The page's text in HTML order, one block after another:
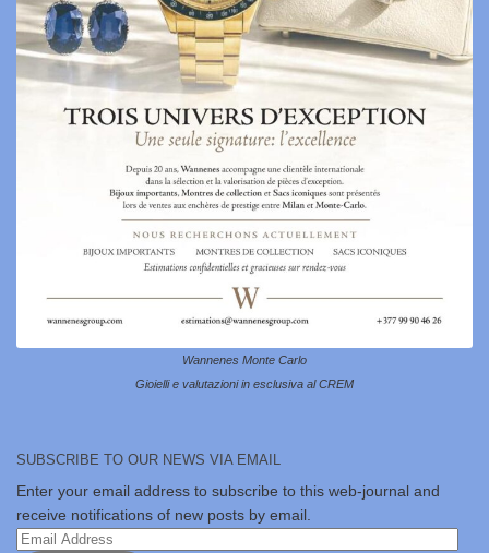
Wannenes Monte Carlo
Gioielli e valutazioni in esclusiva al CREM
SUBSCRIBE TO OUR NEWS VIA EMAIL
Enter your email address to subscribe to this web-journal and
receive notifications of new posts by email.
Email